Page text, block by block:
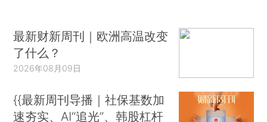
最新财新周刊｜欧洲高温改变
了什么？
2026年08月09日
{{最新周刊导播｜社保基数加
速夯实、AI“追光”、韩股杠杆